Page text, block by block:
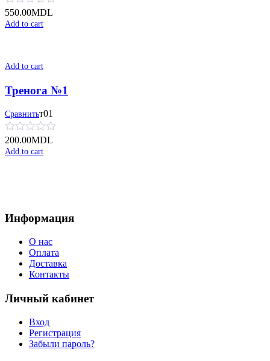
550.00MDL
Add to cart
Add to cart
Тренога №1
Сравнитьт01
200.00MDL
Add to cart
Информация
О нас
Оплата
Доставка
Контакты
Личный кабинет
Вход
Регистрация
Забыли пароль?